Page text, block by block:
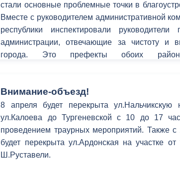
стали основные проблемные точки в
Вместе с руководителем административной
республики инспектировали руководители
администрации, отвечающие за чистоту и
города. Это префекты обоих
благоустройства, озеленения и санитарной
Бицоев, экономики, предпринимательства и
проектов Михаил Шаталов, представители
технической инспекции Владикавказа.
Внимание-объезд!
8 апреля будет перекрыта ул.Нальчикскую
ул.Калоева до Тургеневской с 10 до 17
проведением траурных мероприятий. Также с
будет перекрыта ул.Ардонская на участке
Ш.Руставели.